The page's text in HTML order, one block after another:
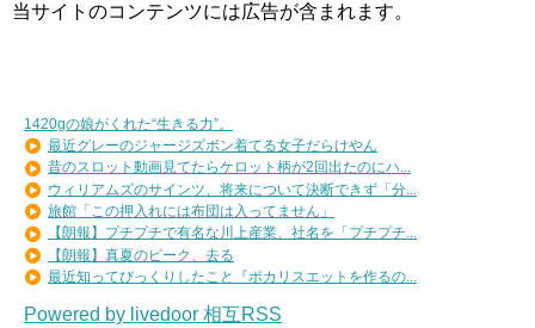
当サイトのコンテンツには広告が含まれます。
1420gの娘がくれた“生きる力”。
最近グレーのジャージズボン着てる女子だらけやん
昔のスロット動画見てたらケロット柄が2回出たのにハ...
ウィリアムズのサインツ、将来について決断できず「分...
旅館「この押入れには布団は入ってません」
【朗報】プチプチで有名な川上産業、社名を「プチプチ...
【朗報】真夏のピーク、去る
最近知ってびっくりしたこと『ポカリスエットを作るの...
Powered by livedoor 相互RSS